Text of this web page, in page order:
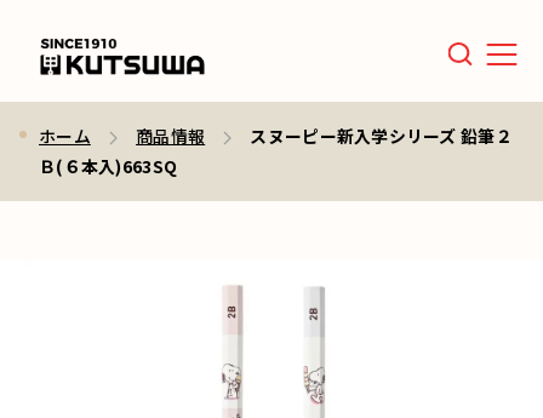
Menu
ホーム 商品情報
スヌーピー新入学シリーズ 鉛筆２
Ｂ(６本入)663SQ